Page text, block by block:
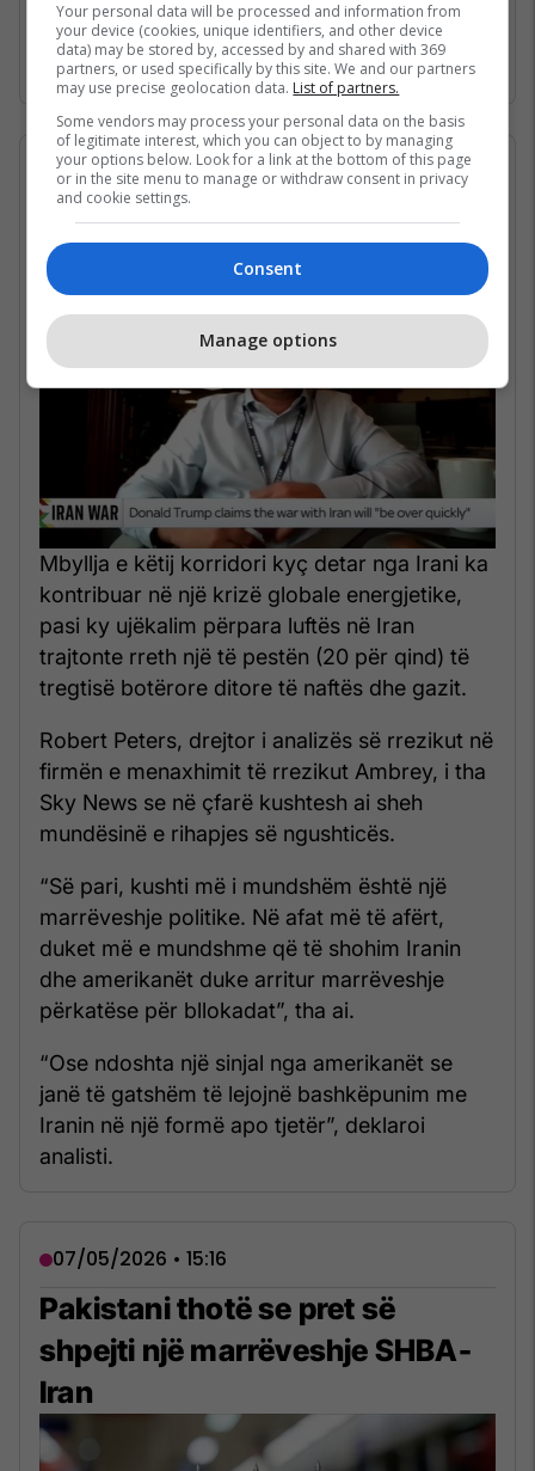
Gjirin Persik dhe nuk janë në gjendje të arrijnë
në det të hapur për shkak të bllokadës
iraniane. /Telegrafi/
07/05/2026 • 16:19
Në çfarë kushtesh mund të
rihapet Ngushtica e Hormuzit?
Mbyllja e këtij korridori kyç detar nga Irani ka
kontribuar në një krizë globale energjetike,
pasi ky ujëkalim përpara luftës në Iran
trajtonte rreth një të pestën (20 për qind) të
tregtisë botërore ditore të naftës dhe gazit.
Robert Peters, drejtor i analizës së rrezikut në
firmën e menaxhimit të rrezikut Ambrey, i tha
Sky News se në çfarë kushtesh ai sheh
mundësinë e rihapjes së ngushticës.
“Së pari, kushti më i mundshëm është një
marrëveshje politike. Në afat më të afërt,
duket më e mundshme që të shohim Iranin
dhe amerikanët duke arritur marrëveshje
përkatëse për bllokadat”, tha ai.
“Ose ndoshta një sinjal nga amerikanët se
janë të gatshëm të lejojnë bashkëpunim me
Iranin në një formë apo tjetër”, deklaroi
analisti.
07/05/2026 • 15:16
Pakistani thotë se pret së
shpejti një marrëveshje SHBA-
Iran
Your personal data will be processed and information from
your device (cookies, unique identifiers, and other device
data) may be stored by, accessed by and shared with 369
partners, or used specifically by this site. We and our partners
may use precise geolocation data. List of partners.
Some vendors may process your personal data on the basis
of legitimate interest, which you can object to by managing
your options below. Look for a link at the bottom of this page
or in the site menu to manage or withdraw consent in privacy
and cookie settings.
Consent
Manage options